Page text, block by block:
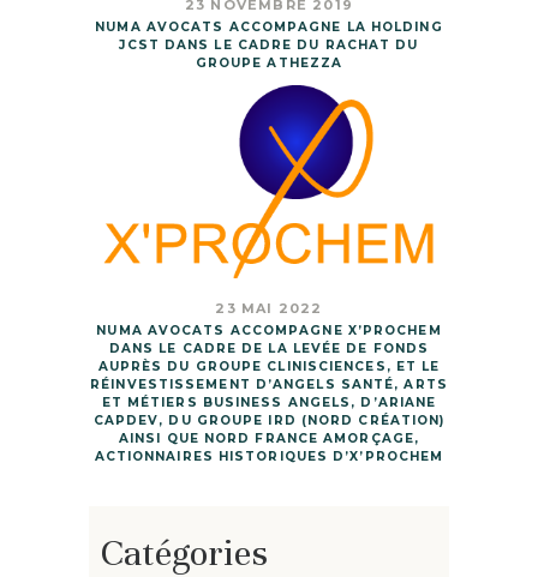
23 NOVEMBRE 2019
NUMA AVOCATS ACCOMPAGNE LA HOLDING
JCST DANS LE CADRE DU RACHAT DU
GROUPE ATHEZZA
23 MAI 2022
NUMA AVOCATS ACCOMPAGNE X’PROCHEM
DANS LE CADRE DE LA LEVÉE DE FONDS
AUPRÈS DU GROUPE CLINISCIENCES, ET LE
RÉINVESTISSEMENT D’ANGELS SANTÉ, ARTS
ET MÉTIERS BUSINESS ANGELS, D’ARIANE
CAPDEV, DU GROUPE IRD (NORD CRÉATION)
AINSI QUE NORD FRANCE AMORÇAGE,
ACTIONNAIRES HISTORIQUES D’X’PROCHEM
Catégories